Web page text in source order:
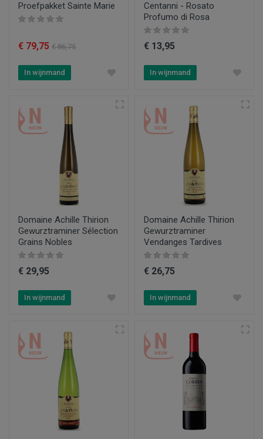
Proefpakket Sainte Marie
€ 79,75 € 86,75
In wijnmand
Centanni - Rosato
Profumo di Rosa
€ 13,95
In wijnmand
Domaine Achille Thirion
Gewurztraminer Sélection
Grains Nobles
€ 29,95
In wijnmand
Domaine Achille Thirion
Gewurztraminer
Vendanges Tardives
€ 26,75
In wijnmand